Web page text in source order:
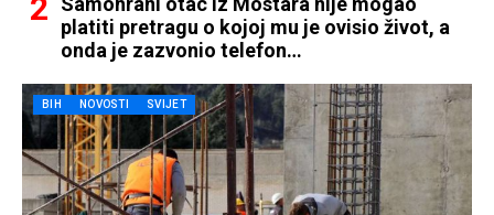
platiti pretragu o kojoj mu je ovisio život, a
onda je zazvonio telefon…
BIH NOVOSTI SVIJET